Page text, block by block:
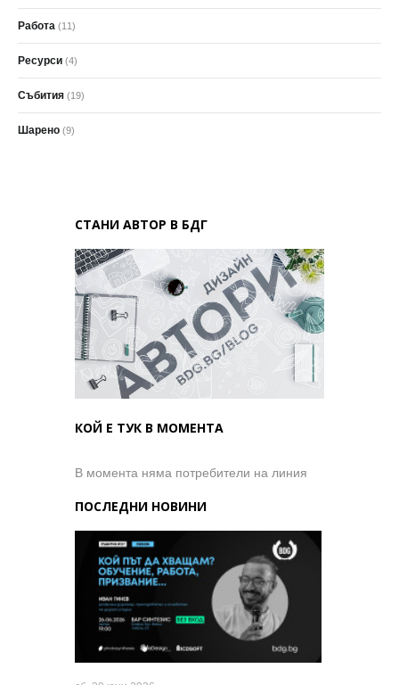
Работа (11)
Ресурси (4)
Събития (19)
Шарено (9)
СТАНИ АВТОР В БДГ
КОЙ Е ТУК В МОМЕНТА
В момента няма потребители на линия
ПОСЛЕДНИ НОВИНИ